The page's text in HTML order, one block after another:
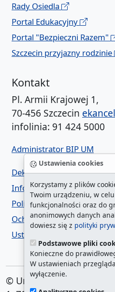
Ustawienia cookies
Korzystamy z plików
Twoim urządzeniu, w
funkcjonalności oraz do
anonimowych danych
dowiesz się z polityki
Podstawowe pliki
Konieczne do
W ustawieniach
wyłączenie.
Rady Osiedla
Portal Edukacyjny
Portal "Bezpieczni Razem"
Szczecin przyjazny rodzinie
Kontakt
Pl. Armii Krajowej 1,
70-456 Szczecin
infolinia: 91 424 5000
Administrator BIP UM
Deklaracja dostępności
Informacja o urzędzie w
Polityka prywatności
Ochrona danych
Ustawienia cookies
© Urząd Miasta